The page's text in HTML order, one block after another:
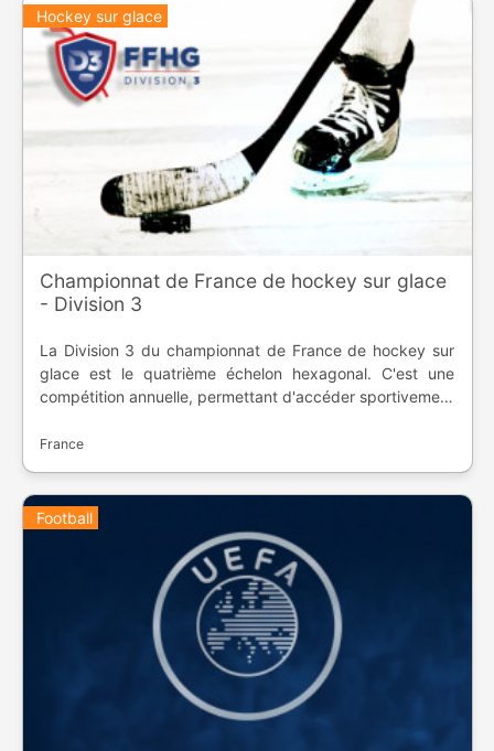
Hockey sur glace
Championnat de France de hockey sur glace
- Division 3
La Division 3 du championnat de France de hockey sur
glace est le quatrième échelon hexagonal. C'est une
compétition annuelle, permettant d'accéder sportivement
équipes amateurs et écoles des équipes évoluant dans
France
Football